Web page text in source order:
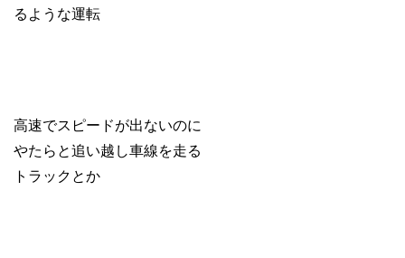
るような運転
高速でスピードが出ないのに
やたらと追い越し車線を走る
トラックとか